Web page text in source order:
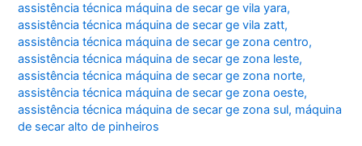
assistência técnica máquina de secar ge vila yara,
assistência técnica máquina de secar ge vila zatt,
assistência técnica máquina de secar ge zona centro,
assistência técnica máquina de secar ge zona leste,
assistência técnica máquina de secar ge zona norte,
assistência técnica máquina de secar ge zona oeste,
assistência técnica máquina de secar ge zona sul, máquina
de secar alto de pinheiros